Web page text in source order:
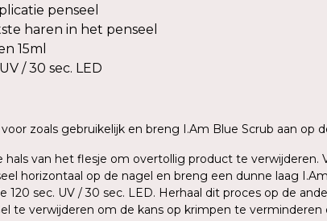
penseel
haren in het penseel
15ml
/ 30 sec. LED
zoals gebruikelijk en breng I.Am Blue Scrub aan
hals van het flesje om overtollig product te
horizontaal op de nagel en breng een dunne laag
120 sec. UV / 30 sec. LED. Herhaal dit proces op de
te verwijderen om de kans op krimpen te